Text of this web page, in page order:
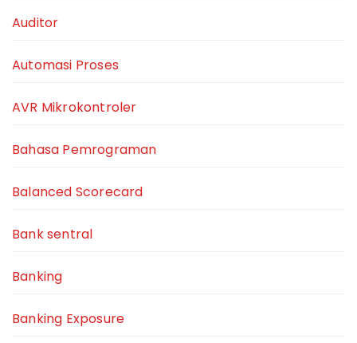
Auditor
Automasi Proses
AVR Mikrokontroler
Bahasa Pemrograman
Balanced Scorecard
Bank sentral
Banking
Banking Exposure